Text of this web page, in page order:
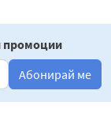
промоции
Абонирай ме